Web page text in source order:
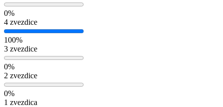
0%
4 zvezdice
100%
3 zvezdice
0%
2 zvezdice
0%
1 zvezdica